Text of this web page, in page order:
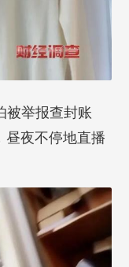
被举报查封账
昼夜不停地直播